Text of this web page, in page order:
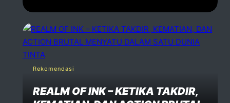
Rekomendasi
REALM OF INK – KETIKA TAKDIR,